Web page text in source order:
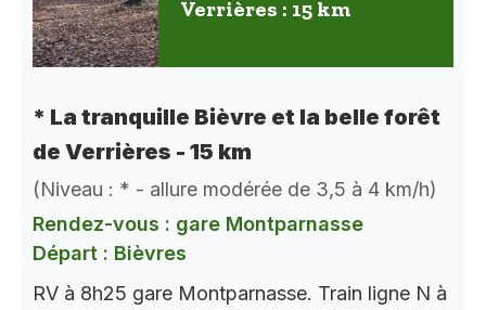
Verrières : 15 km
* La tranquille Bièvre et la belle forêt
de Verrières - 15 km
(Niveau : * - allure modérée de 3,5 à 4 km/h)
Rendez-vous : gare Montparnasse
Départ : Bièvres
RV à 8h25 gare Montparnasse. Train ligne N à